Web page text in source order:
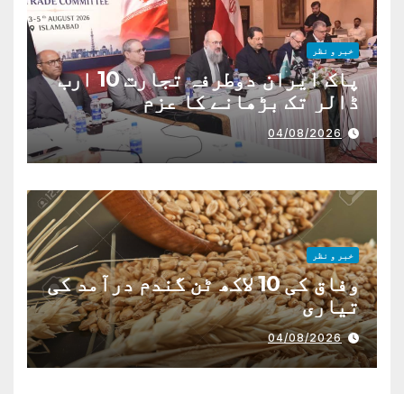
خبر و نظر
پاک ایران دوطرفہ تجارت 10 ارب
ڈالر تک بڑھانے کا عزم
04/08/2026
خبر و نظر
وفاق کی 10 لاکھ ٹن گندم درآمد کی
تیاری
04/08/2026